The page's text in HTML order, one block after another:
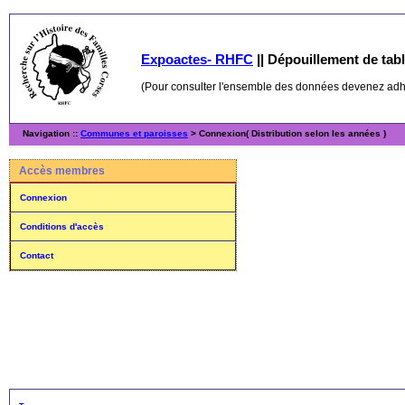
Expoactes- RHFC || Dépouillement de
(Pour consulter l'ensemble des données devenez
Navigation :: Communes et paroisses > Connexion( Distribution selon les années )
Accès membres
Connexion
Conditions d'accès
Contact